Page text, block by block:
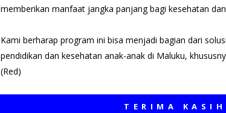
memberikan manfaat jangka panjang bagi kesehatan
Kami berharap program ini bisa menjadi bagian dari
pendidikan dan kesehatan anak-anak di Maluku,
(Red)
TERIMA KASIH